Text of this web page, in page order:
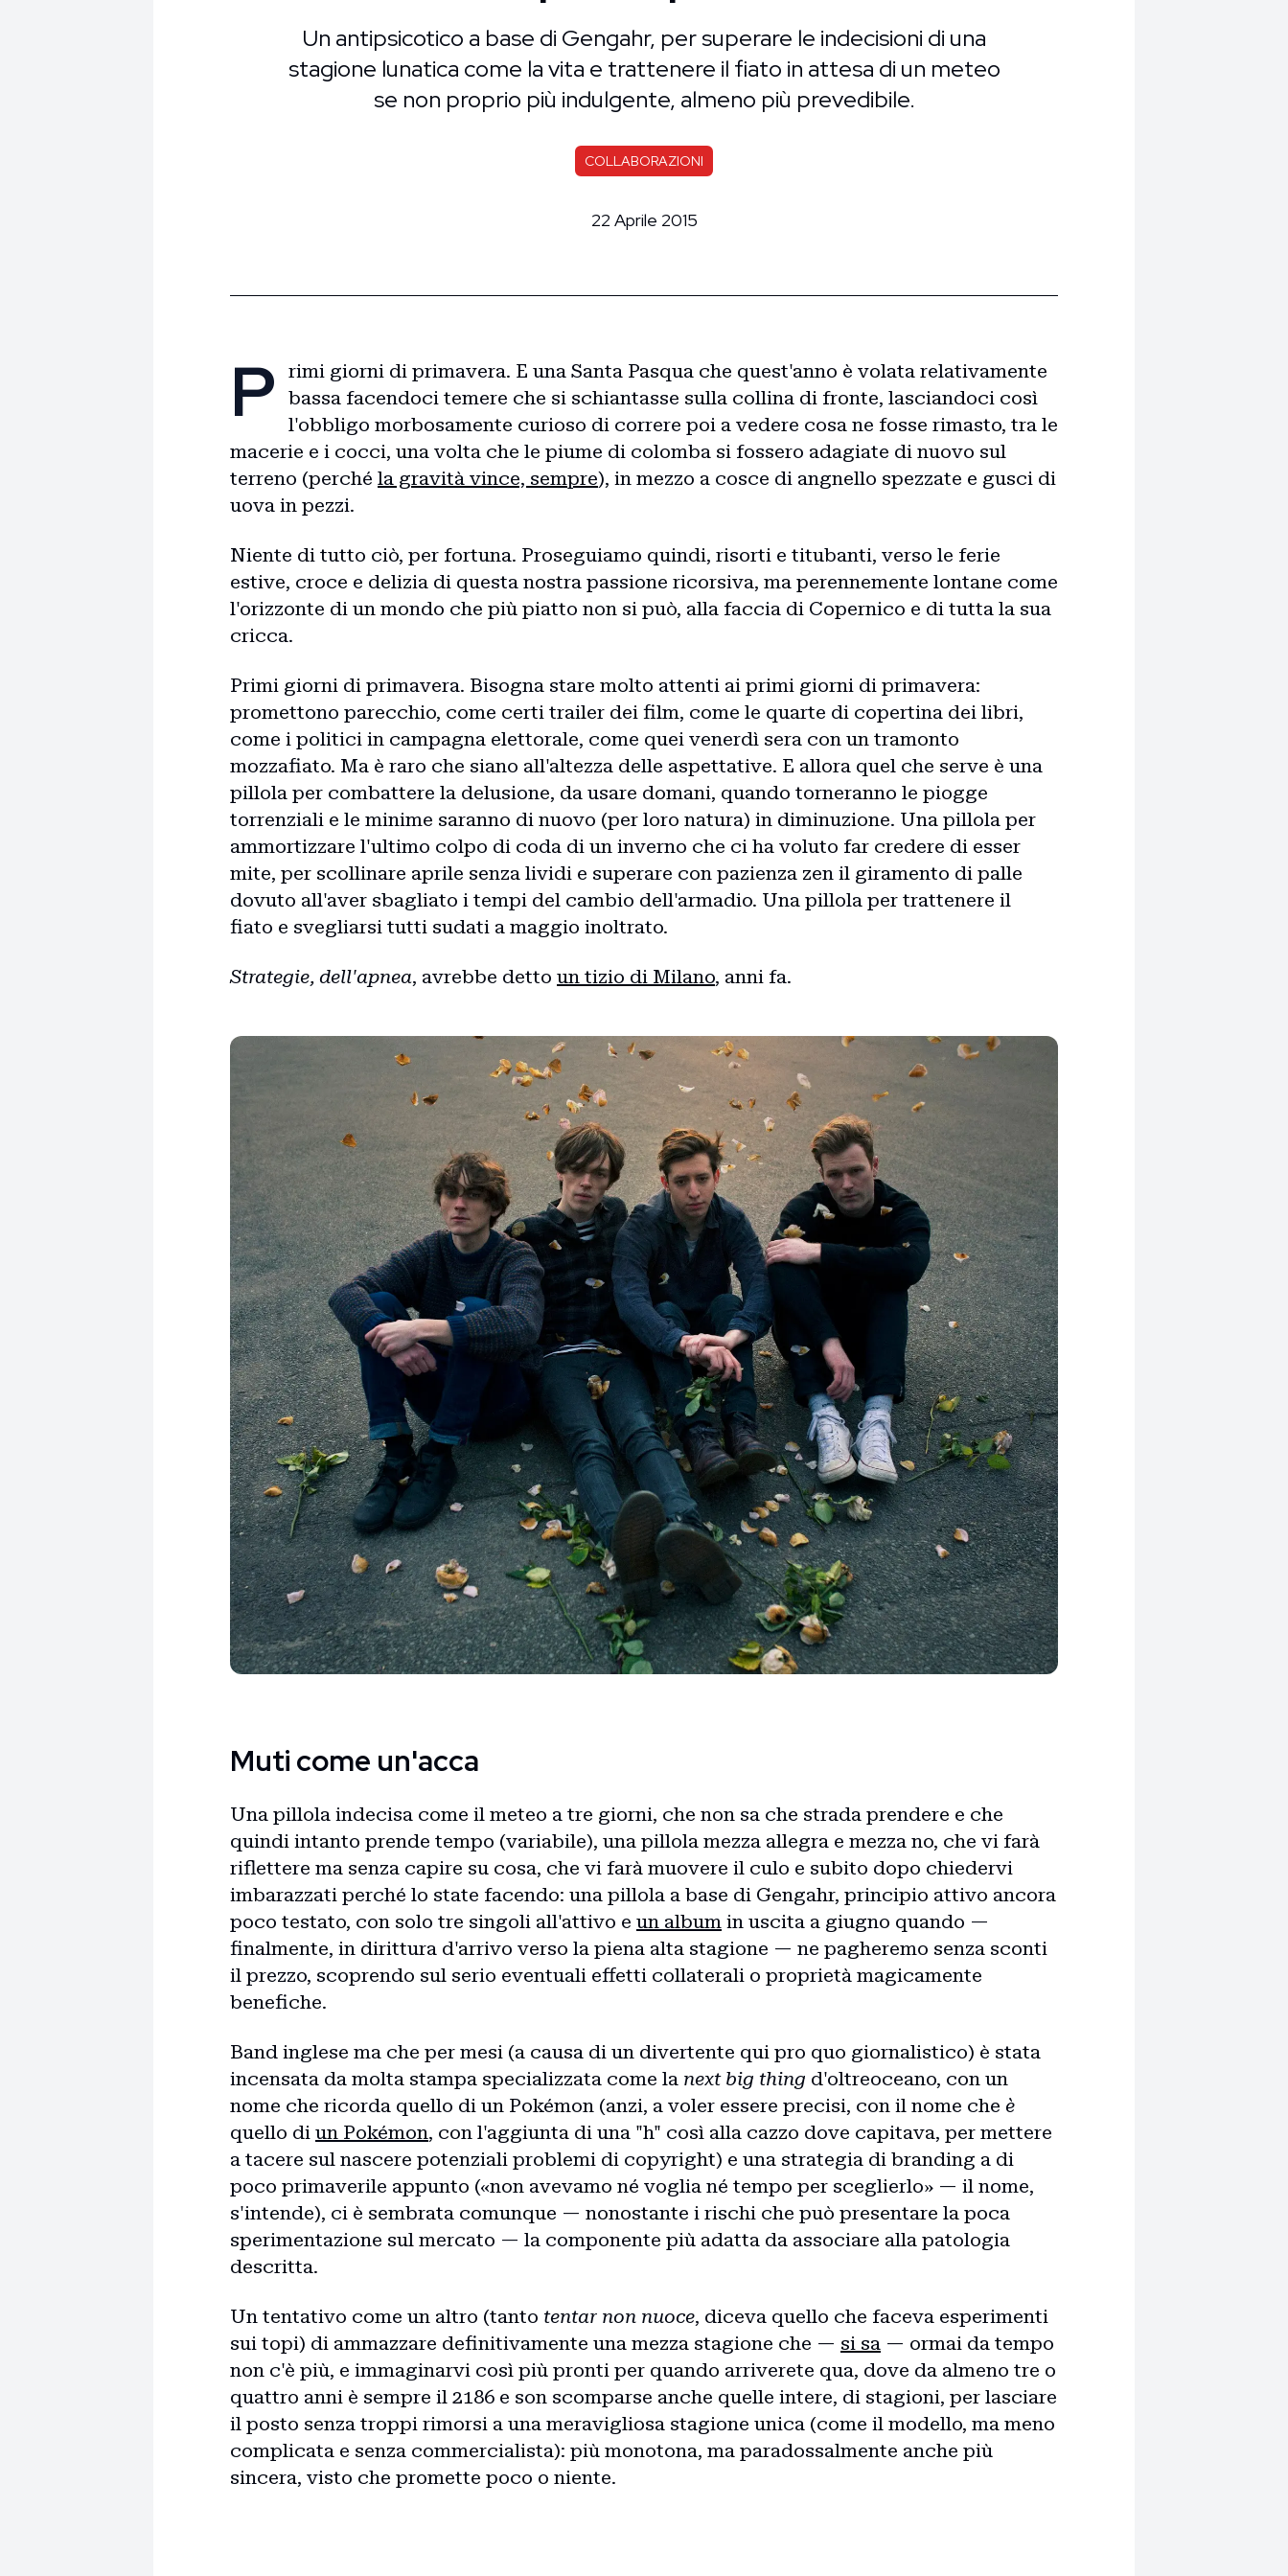
Home
Intro
Blog
Storie
Collaborazioni
Un antipsicotico a base di Gengahr, per superare le indecisioni di una
stagione lunatica come la vita e trattenere il fiato in attesa di un meteo
se non proprio più indulgente, almeno più prevedibile.
COLLABORAZIONI
22 Aprile 2015
P
rimi giorni di primavera. E una Santa Pasqua che quest'anno è volata relativamente
bassa facendoci temere che si schiantasse sulla collina di fronte, lasciandoci così
l'obbligo morbosamente curioso di correre poi a vedere cosa ne fosse rimasto, tra le
macerie e i cocci, una volta che le piume di colomba si fossero adagiate di nuovo sul
terreno (perché la gravità vince, sempre), in mezzo a cosce di angnello spezzate e gusci di
uova in pezzi.
Niente di tutto ciò, per fortuna. Proseguiamo quindi, risorti e titubanti, verso le ferie
estive, croce e delizia di questa nostra passione ricorsiva, ma perennemente lontane come
l'orizzonte di un mondo che più piatto non si può, alla faccia di Copernico e di tutta la sua
cricca.
Primi giorni di primavera. Bisogna stare molto attenti ai primi giorni di primavera:
promettono parecchio, come certi trailer dei film, come le quarte di copertina dei libri,
come i politici in campagna elettorale, come quei venerdì sera con un tramonto
mozzafiato. Ma è raro che siano all'altezza delle aspettative. E allora quel che serve è una
pillola per combattere la delusione, da usare domani, quando torneranno le piogge
torrenziali e le minime saranno di nuovo (per loro natura) in diminuzione. Una pillola per
ammortizzare l'ultimo colpo di coda di un inverno che ci ha voluto far credere di esser
mite, per scollinare aprile senza lividi e superare con pazienza zen il giramento di palle
dovuto all'aver sbagliato i tempi del cambio dell'armadio. Una pillola per trattenere il
fiato e svegliarsi tutti sudati a maggio inoltrato.
Strategie, dell'apnea, avrebbe detto un tizio di Milano, anni fa.
Muti come un'acca
Una pillola indecisa come il meteo a tre giorni, che non sa che strada prendere e che
quindi intanto prende tempo (variabile), una pillola mezza allegra e mezza no, che vi farà
riflettere ma senza capire su cosa, che vi farà muovere il culo e subito dopo chiedervi
imbarazzati perché lo state facendo: una pillola a base di Gengahr, principio attivo ancora
poco testato, con solo tre singoli all'attivo e un album in uscita a giugno quando —
finalmente, in dirittura d'arrivo verso la piena alta stagione — ne pagheremo senza sconti
il prezzo, scoprendo sul serio eventuali effetti collaterali o proprietà magicamente
benefiche.
Band inglese ma che per mesi (a causa di un divertente qui pro quo giornalistico) è stata
incensata da molta stampa specializzata come la next big thing d'oltreoceano, con un
nome che ricorda quello di un Pokémon (anzi, a voler essere precisi, con il nome che è
quello di un Pokémon, con l'aggiunta di una "h" così alla cazzo dove capitava, per mettere
a tacere sul nascere potenziali problemi di copyright) e una strategia di branding a di
poco primaverile appunto («non avevamo né voglia né tempo per sceglierlo» — il nome,
s'intende), ci è sembrata comunque — nonostante i rischi che può presentare la poca
sperimentazione sul mercato — la componente più adatta da associare alla patologia
descritta.
Un tentativo come un altro (tanto tentar non nuoce, diceva quello che faceva esperimenti
sui topi) di ammazzare definitivamente una mezza stagione che — si sa — ormai da tempo
non c'è più, e immaginarvi così più pronti per quando arriverete qua, dove da almeno tre o
quattro anni è sempre il 2186 e son scomparse anche quelle intere, di stagioni, per lasciare
il posto senza troppi rimorsi a una meravigliosa stagione unica (come il modello, ma meno
complicata e senza commercialista): più monotona, ma paradossalmente anche più
sincera, visto che promette poco o niente.